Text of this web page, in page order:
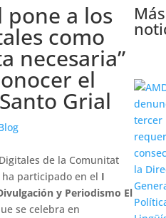
pone a los
como
necesaria”
el
Grial
de la Comunitat
ha participado en el I
y Periodismo El
se celebra en
Más